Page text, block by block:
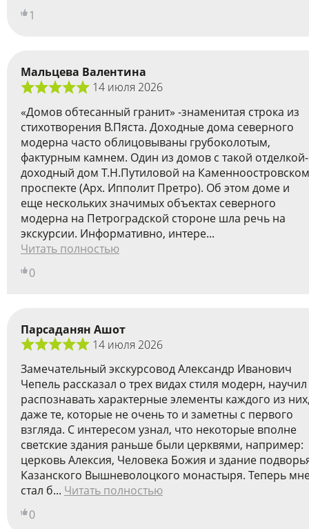
1
Мальцева Валентина
14 июля 2026
«Домов обтесанный гранит» -знаменитая строка из
стихотворения В.Пяста. Доходные дома северного
модерна часто облицовываны грубоколотым,
фактурным камнем. Один из домов с такой отделкой-
доходный дом Т.Н.Путиловой на Каменноостровском
проспекте (Арх. Ипполит Претро). Об этом доме и
еще нескольких значимых объектах северного
модерна на Петроградской стороне шла речь на
экскурсии. Информативно, интере...
Читать полностью
0
Парсаданян Ашот
14 июля 2026
Замечательный экскурсовод Александр Иванович
Чепель рассказал о трех видах стиля модерн, научил
распознавать характерные элементы каждого из
даже те, которые не очень то и заметны с первого
взгляда. С интересом узнал, что некоторые вполне
светские здания раньше были церквями, например:
церковь Алексия, Человека Божия и здание
Казанского Вышневолоцкого монастыря. Теперь
стал б... Читать полностью
0